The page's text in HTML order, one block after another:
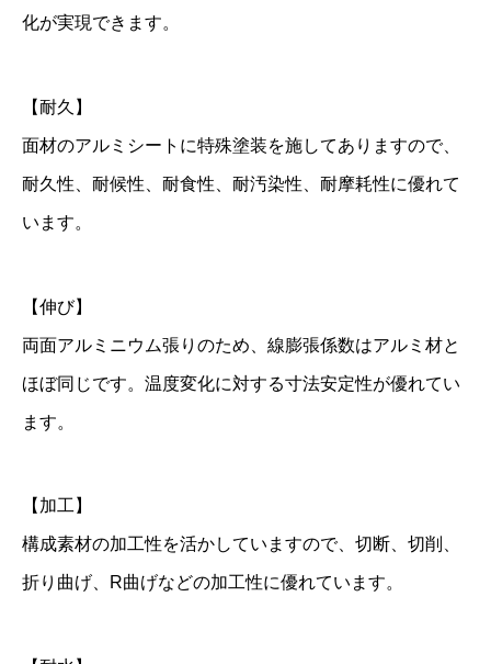
化が実現できます。
【耐久】
面材のアルミシートに特殊塗装を施してありますので、
耐久性、耐候性、耐食性、耐汚染性、耐摩耗性に優れて
います。
【伸び】
両面アルミニウム張りのため、線膨張係数はアルミ材と
ほぼ同じです。温度変化に対する寸法安定性が優れてい
ます。
【加工】
構成素材の加工性を活かしていますので、切断、切削、
折り曲げ、R曲げなどの加工性に優れています。